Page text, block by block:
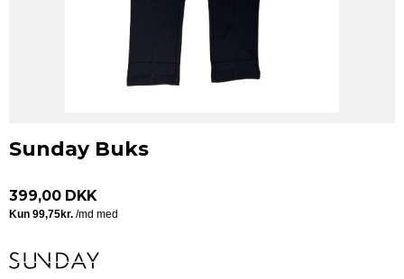
Sunday Buks
399,00 DKK